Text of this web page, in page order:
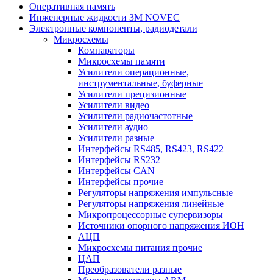
Оперативная память
Инженерные жидкости 3M NOVEC
Электронные компоненты, радиодетали
Микросхемы
Компараторы
Микросхемы памяти
Усилители операционные,
инструментальные, буферные
Усилители прецизионные
Усилители видео
Усилители радиочастотные
Усилители аудио
Усилители разные
Интерфейсы RS485, RS423, RS422
Интерфейсы RS232
Интерфейсы CAN
Интерфейсы прочие
Регуляторы напряжения импульсные
Регуляторы напряжения линейные
Микропроцессорные супервизоры
Источники опорного напряжения ИОН
АЦП
Микросхемы питания прочие
ЦАП
Преобразователи разные